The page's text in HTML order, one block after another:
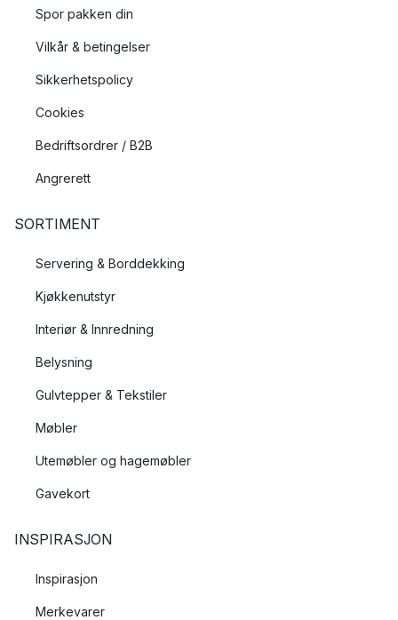
Spor pakken din
Vilkår & betingelser
Sikkerhetspolicy
Cookies
Bedriftsordrer / B2B
Angrerett
SORTIMENT
Servering & Borddekking
Kjøkkenutstyr
Interiør & Innredning
Belysning
Gulvtepper & Tekstiler
Møbler
Utemøbler og hagemøbler
Gavekort
INSPIRASJON
Inspirasjon
Merkevarer